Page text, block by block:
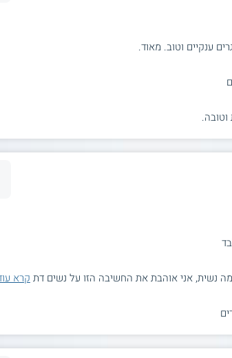
ענקיים וטוב. מאוד.
נשית, אני אוהבת את החשיבה הזו על נשים דת קרא